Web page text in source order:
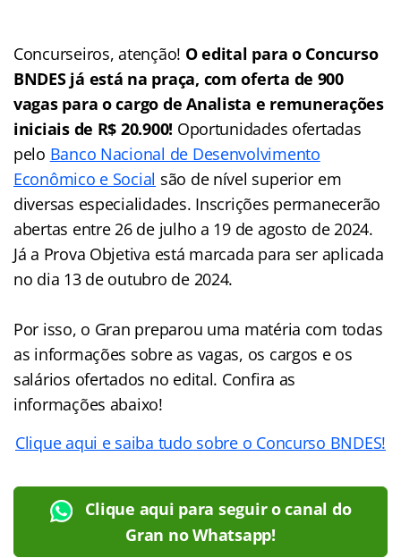
Concurseiros, atenção! O edital para o Concurso
BNDES já está na praça, com oferta de 900
vagas para o cargo de Analista e remunerações
iniciais de R$ 20.900! Oportunidades ofertadas
pelo Banco Nacional de Desenvolvimento
Econômico e Social são de nível superior em
diversas especialidades. Inscrições permanecerão
abertas entre 26 de julho a 19 de agosto de 2024.
Já a Prova Objetiva está marcada para ser aplicada
no dia 13 de outubro de 2024.
Por isso, o Gran preparou uma matéria com todas
as informações sobre as vagas, os cargos e os
salários ofertados no edital. Confira as
informações abaixo!
Clique aqui e saiba tudo sobre o Concurso BNDES!
Clique aqui para seguir o canal do
Gran no Whatsapp!